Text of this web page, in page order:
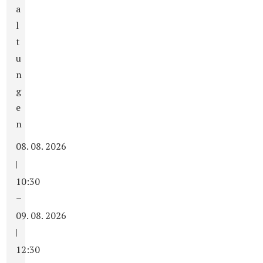
a
l
t
u
n
g
e
n
08. 08. 2026
|
10:30
–
09. 08. 2026
|
12:30